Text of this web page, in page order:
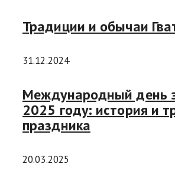
Традиции и обычаи
31.12.2024
Международный день
2025 году: история и
праздника
20.03.2025